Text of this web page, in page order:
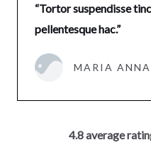
“Tortor suspendisse
pellentesque hac.”
MARIA ANNA
4.8 average